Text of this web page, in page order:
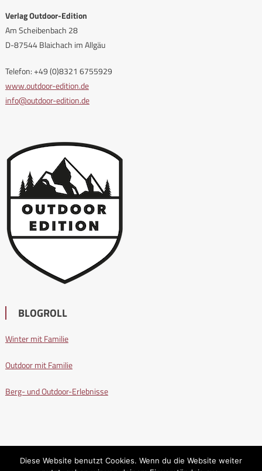
Verlag Outdoor-Edition
Am Scheibenbach 28
D-87544 Blaichach im Allgäu
Telefon: +49 (0)8321 6755929
www.outdoor-edition.de
info@outdoor-edition.de
BLOGROLL
Winter mit Familie
Outdoor mit Familie
Berg- und Outdoor-Erlebnisse
Diese Website benutzt Cookies. Wenn du die Website weiter